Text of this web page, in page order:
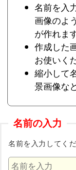
名前を入
画像のよ
が作れます
作成した
お使いく
縮小して
景画像な
名前の入力
名前を入力してく